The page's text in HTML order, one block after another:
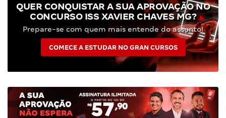
QUER CONQUISTAR A SUA APROVAÇÃO NO
CONCURSO ISS XAVIER CHAVES MG?
Prepare-se com quem mais entende do assunto!
COMECE A ESTUDAR NO GRAN CURSOS